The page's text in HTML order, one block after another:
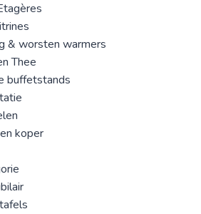
& worsten warmers
Thee
buffetstands
koper